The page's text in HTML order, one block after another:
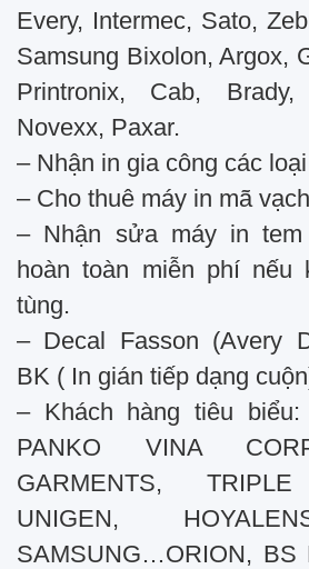
Every, Intermec, Sato,
Samsung Bixolon, Argox,
Printronix, Cab,
Novexx, Paxar.
– Nhận in gia công các
– Cho thuê máy in mã
– Nhận sửa máy in tem
hoàn toàn miễn phí nếu
tùng.
– Decal Fasson (Avery
BK ( In gián tiếp dạng
– Khách hàng tiêu biểu:
PANKO VINA
GARMENTS, TRIPLE
UNIGEN,
SAMSUNG…ORION, BS